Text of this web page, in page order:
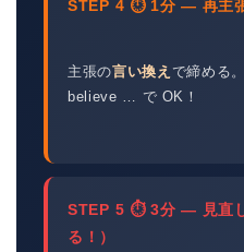
STEP 4 ⏱ 1分 — 再主
主張の言い換え で締める
believe … で OK！
STEP 5 ⏱ 3分 — 見直
る！）